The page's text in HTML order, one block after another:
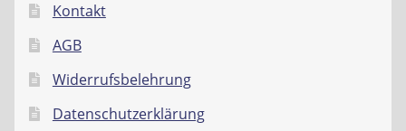
Kontakt
AGB
Widerrufsbelehrung
Datenschutzerklärung